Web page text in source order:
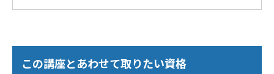
この講座とあわせて取りたい資格